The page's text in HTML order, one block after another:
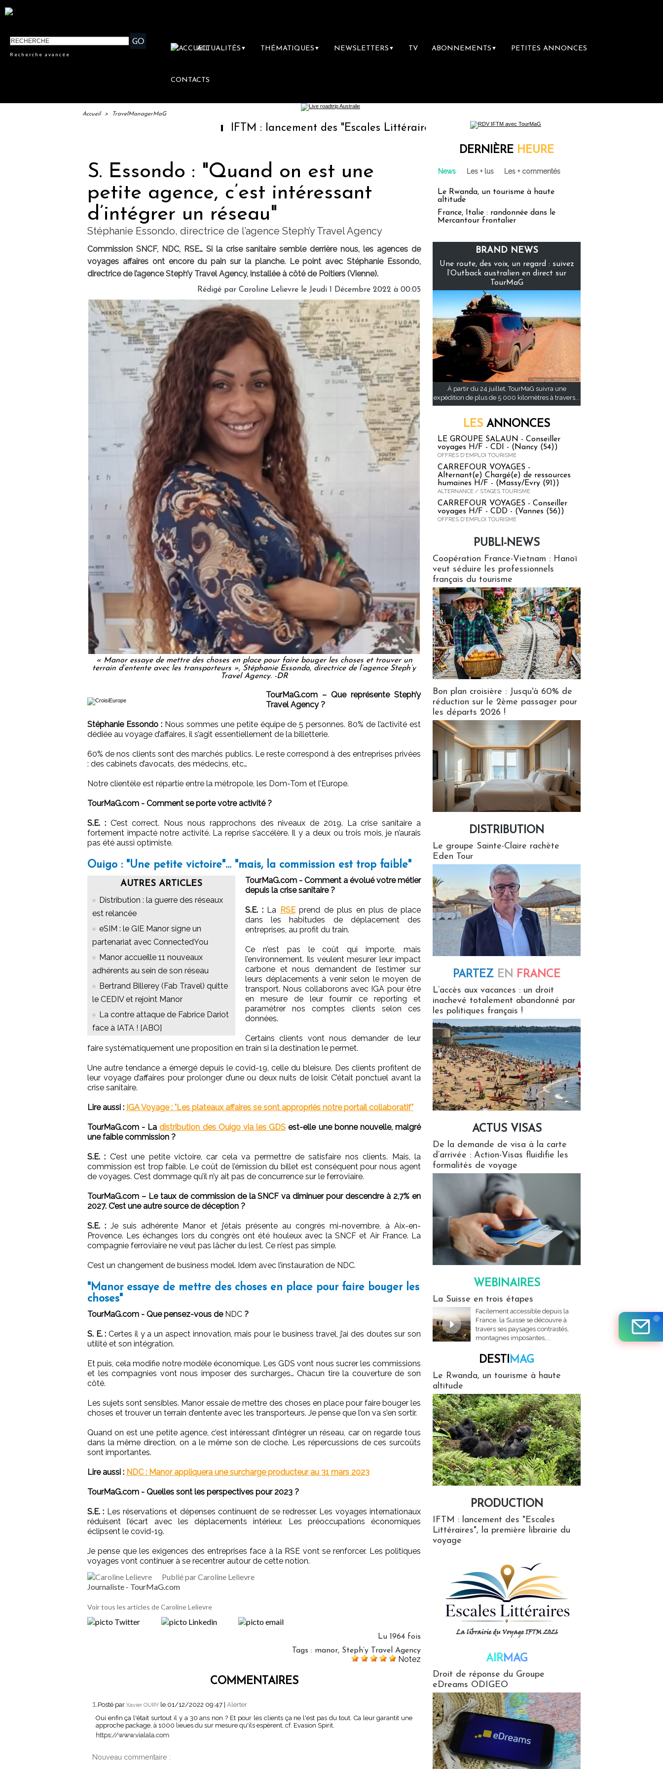
Recherche avancée
ACTUALITÉS ▼ THÉMATIQUES ▼ NEWSLETTERS ▼ TV ABONNEMENTS ▼ PETITES ANNONCES
CONTACTS
Accueil > TravelManagerMaG
IFTM : lancement des "Escales Littéraires", la première librairie du voyage
S. Essondo : "Quand on est une
petite agence, c’est intéressant
d’intégrer un réseau"
Stéphanie Essondo, directrice de l’agence Steph’y Travel Agency
Commission SNCF, NDC, RSE… Si la crise sanitaire semble derrière nous, les agences de
voyages affaires ont encore du pain sur la planche. Le point avec Stéphanie Essondo,
directrice de l’agence Steph’y Travel Agency, installée à côté de Poitiers (Vienne).
Rédigé par Caroline Lelievre le Jeudi 1 Décembre 2022 à 00:05
« Manor essaye de mettre des choses en place pour faire bouger les choses et trouver un
terrain d’entente avec les transporteurs », Stéphanie Essondo, directrice de l’agence Steph’y
Travel Agency. -DR
TourMaG.com – Que représente Steph’y
Travel Agency ?
Stéphanie Essondo : Nous sommes une petite équipe de 5 personnes. 80% de l’activité est
dédiée au voyage d’affaires, il s’agit essentiellement de la billetterie.
60% de nos clients sont des marchés publics. Le reste correspond à des entreprises privées
: des cabinets d’avocats, des médecins, etc…
Notre clientèle est répartie entre la métropole, les Dom-Tom et l’Europe.
TourMaG.com - Comment se porte votre activité ?
S.E. :C’est correct. Nous nous rapprochons des niveaux de 2019. La crise sanitaire a
fortement impacté notre activité. La reprise s’accélère. Il y a deux ou trois mois, je n’aurais
pas été aussi optimiste.
Ouigo : "Une petite victoire"... "mais, la commission est trop faible"
AUTRES ARTICLES
Distribution : la guerre des réseaux
est relancée
eSIM : le GIE Manor signe un
partenariat avec ConnectedYou
Manor accueille 11 nouveaux
adhérents au sein de son réseau
Bertrand Billerey (Fab Travel) quitte
le CEDIV et rejoint Manor
La contre attaque de Fabrice Dariot
face à IATA ! [ABO]
TourMaG.com - Comment a évolué votre métier
depuis la crise sanitaire ?
S.E. :La RSEprend de plus en plus de place
dans les habitudes de déplacement des
entreprises, au profit du train.
Ce n’est pas le coût qui importe, mais
l’environnement. Ils veulent mesurer leur impact
carbone et nous demandent de l’estimer sur
leurs déplacements à venir selon le moyen de
transport. Nous collaborons avec IGA pour être
en mesure de leur fournir ce reporting et
paramétrer nos comptes clients selon ces
données.
Certains clients vont nous demander de leur
faire systématiquement une proposition en train si la destination le permet.
Une autre tendance a émergé depuis le covid-19, celle du bleisure. Des clients profitent de
leur voyage d’affaires pour prolonger d’une ou deux nuits de loisir. C’était ponctuel avant la
crise sanitaire.
Lire aussi : IGA Voyage : "Les plateaux affaires se sont appropriés notre portail collaboratif"
TourMaG.com - La distribution des Ouigo via les GDS est-elle une bonne nouvelle, malgré
une faible commission ?
S.E. : C’est une petite victoire, car cela va permettre de satisfaire nos clients. Mais, la
commission est trop faible. Le coût de l’émission du billet est conséquent pour nous agent
de voyages. C’est dommage qu’il n’y ait pas de concurrence sur le ferroviaire.
TourMaG.com – Le taux de commission de la SNCF va diminuer pour descendre à 2,7% en
2027. C’est une autre source de déception ?
S.E. : Je suis adhérente Manor et j’étais présente au congrès mi-novembre, à Aix-en-
Provence. Les échanges lors du congrès ont été houleux avec la SNCF et Air France. La
compagnie ferroviaire ne veut pas lâcher du lest. Ce n’est pas simple.
C’est un changement de business model. Idem avec l’instauration de NDC.
"Manor essaye de mettre des choses en place pour faire bouger les
choses"
TourMaG.com - Que pensez-vous deNDC ?
S. E. : Certes il y a un aspect innovation, mais pour le business travel, j’ai des doutes sur son
utilité et son intégration.
Et puis, cela modifie notre modèle économique. Les GDS vont nous sucrer les commissions
et les compagnies vont nous imposer des surcharges… Chacun tire la couverture de son
côté.
Les sujets sont sensibles. Manor essaie de mettre des choses en place pour faire bouger les
choses et trouver un terrain d’entente avec les transporteurs. Je pense que l’on va s’en sortir.
Quand on est une petite agence, c’est intéressant d’intégrer un réseau, car on regarde tous
dans la même direction, on a le même son de cloche. Les répercussions de ces surcoûts
sont importantes.
Lire aussi : NDC : Manor appliquera une surcharge producteur au 31 mars 2023
TourMaG.com - Quelles sont les perspectives pour 2023 ?
S.E. : Les réservations et dépenses continuent de se redresser. Les voyages internationaux
réduisent l’écart avec les déplacements intérieur. Les préoccupations économiques
éclipsent le covid-19.
Je pense que les exigences des entreprises face à la RSE vont se renforcer. Les politiques
voyages vont continuer à se recentrer autour de cette notion.
Publié par Caroline Lelievre
Journaliste - TourMaG.com
Voir tous les articles de Caroline Lelievre
Lu 1964 fois
Tags : manor, Steph’y Travel Agency
Notez
COMMENTAIRES
1.Posté par Xavier OURY le 01/12/2022 09:47 | Alerter
Oui enfin ça l'était surtout il y a 30 ans non ? Et pour les clients ça ne l'est pas du tout. Ca leur garantit une
approche package, à 1000 lieues du sur mesure qu'ils espèrent, cf. Evasion Spirit.
https://www.vialala.com
Nouveau commentaire :
DERNIÈRE HEURE
News Les + lus Les + commentés
Le Rwanda, un tourisme à haute
altitude
France, Italie : randonnée dans le
Mercantour frontalier
BRAND NEWS
Une route, des voix, un regard : suivez
l’Outback australien en direct sur
TourMaG
À partir du 24 juillet, TourMaG suivra une
expédition de plus de 5 000 kilomètres à travers...
LES ANNONCES
LE GROUPE SALAUN - Conseiller
voyages H/F - CDI - (Nancy (54))
OFFRES D'EMPLOI TOURISME
CARREFOUR VOYAGES -
Alternant(e) Chargé(e) de ressources
humaines H/F - (Massy/Evry (91))
ALTERNANCE / STAGES TOURISME
CARREFOUR VOYAGES - Conseiller
voyages H/F - CDD - (Vannes (56))
OFFRES D'EMPLOI TOURISME
PUBLI-NEWS
Coopération France-Vietnam : Hanoï
veut séduire les professionnels
français du tourisme
Bon plan croisière : Jusqu'à 60% de
réduction sur le 2ème passager pour
les départs 2026 !
DISTRIBUTION
Le groupe Sainte-Claire rachète
Eden Tour
PARTEZ EN FRANCE
L’accès aux vacances : un droit
inachevé totalement abandonné par
les politiques français !
ACTUS VISAS
De la demande de visa à la carte
d’arrivée : Action-Visas fluidifie les
formalités de voyage
WEBINAIRES
La Suisse en trois étapes
Facilement accessible depuis la
France, la Suisse se découvre à
travers ses paysages contrastés,
montagnes imposantes,...
DESTIMAG
Le Rwanda, un tourisme à haute
altitude
PRODUCTION
IFTM : lancement des "Escales
Littéraires", la première librairie du
voyage
AIRMAG
Droit de réponse du Groupe
eDreams ODIGEO